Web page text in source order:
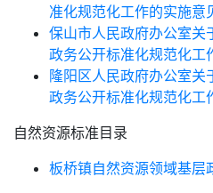
准化规范化工作的实施意
保山市人民政府办公室关
政务公开标准化规范化工
隆阳区人民政府办公室关
政务公开标准化规范化工
自然资源标准目录
板桥镇自然资源领域基层